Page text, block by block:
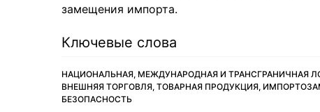
замещения импорта.
Ключевые слова
НАЦИОНАЛЬНАЯ, МЕЖДУНАРОДНАЯ И ТРАНСГРАНИЧНАЯ
ВНЕШНЯЯ ТОРГОВЛЯ, ТОВАРНАЯ ПРОДУКЦИЯ,
БЕЗОПАСНОСТЬ